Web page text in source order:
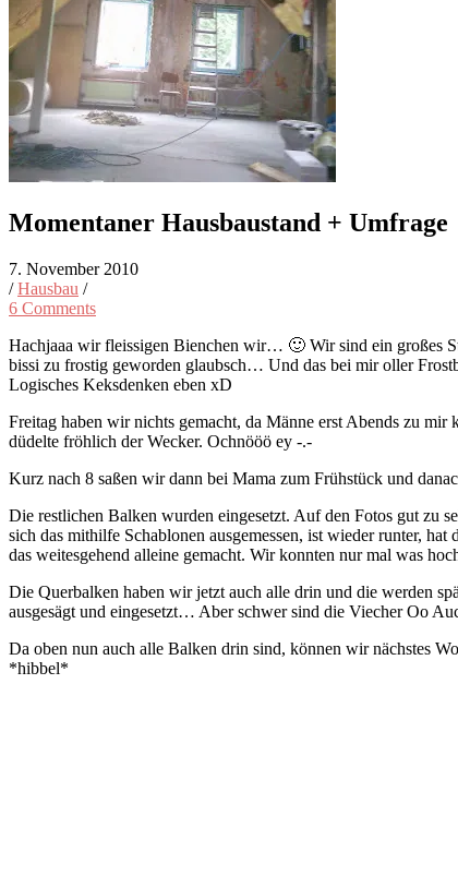
Momentaner Hausbaustand + Umfrage
7. November 2010
/ Hausbau /
6 Comments
Hachjaaa wir fleissigen Bienchen wir… 🙂 Wir sind ein großes
bissi zu frostig geworden glaubsch… Und das bei mir oller
Logisches Keksdenken eben xD
Freitag haben wir nichts gemacht, da Männe erst Abends zu
düdelte fröhlich der Wecker. Ochnööö ey -.-
Kurz nach 8 saßen wir dann bei Mama zum Frühstück und
Die restlichen Balken wurden eingesetzt. Auf den Fotos gut zu
sich das mithilfe Schablonen ausgemessen, ist wieder runter,
das weitesgehend alleine gemacht. Wir konnten nur mal was
Die Querbalken haben wir jetzt auch alle drin und die werden
ausgesägt und eingesetzt… Aber schwer sind die Viecher Oo
Da oben nun auch alle Balken drin sind, können wir nächstes
*hibbel*